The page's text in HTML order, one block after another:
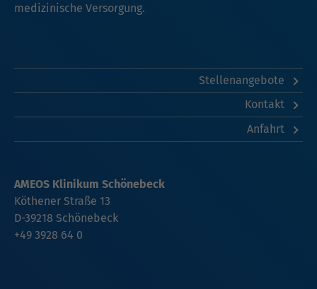
medizinische Versorgung.
Stellenangebote
Kontakt
Anfahrt
AMEOS Klinikum Schönebeck
Köthener Straße 13
D-39218 Schönebeck
+49 3928 64 0